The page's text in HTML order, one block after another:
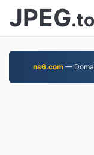
JPEG.to
ns6.com —